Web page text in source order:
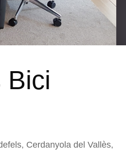
Bici
Cerdanyola del Vallès,